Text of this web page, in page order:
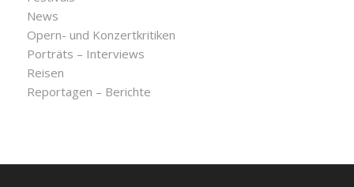
News
Opern- und Konzertkritiken
Porträts – Interviews
Reisen
Reportagen – Berichte